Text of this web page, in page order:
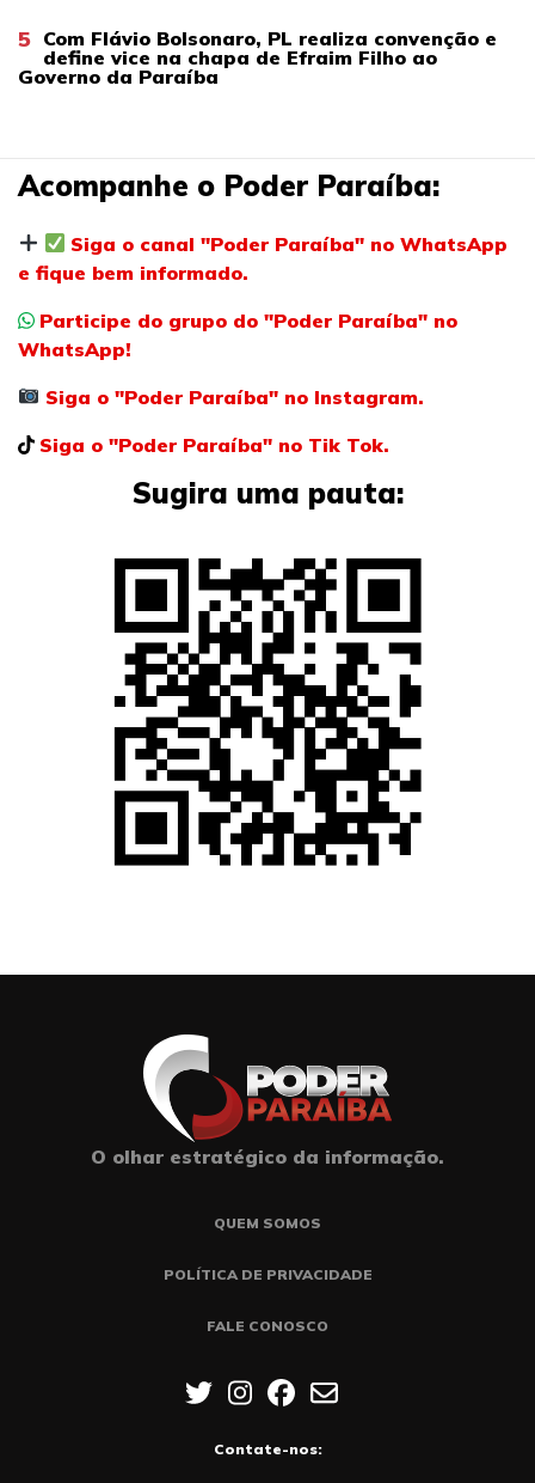
5 Com Flávio Bolsonaro, PL realiza convenção e
define vice na chapa de Efraim Filho ao
Governo da Paraíba
Acompanhe o Poder Paraíba:
Siga o canal "Poder Paraíba" no WhatsApp
e fique bem informado.
Participe do grupo do "Poder Paraíba" no
WhatsApp!
Siga o "Poder Paraíba" no Instagram.
Siga o "Poder Paraíba" no Tik Tok.
Sugira uma pauta:
O olhar estratégico da informação.
QUEM SOMOS
POLÍTICA DE PRIVACIDADE
FALE CONOSCO
Contate-nos: